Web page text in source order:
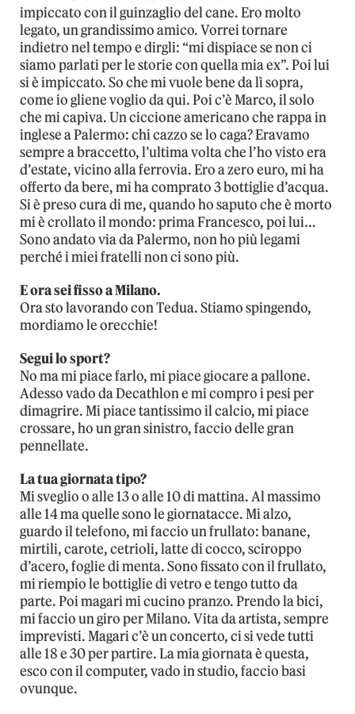
impiccato con il guinzaglio del cane. Ero molto
legato, un grandissimo amico. Vorrei tornare
indietro nel tempo e dirgli: “mi dispiace se non ci
siamo parlati per le storie con quella mia ex”. Poi lui
si è impiccato. So che mi vuole bene da lì sopra,
come io gliene voglio da qui. Poi c’è Marco, il solo
che mi capiva. Un ciccione americano che rappa in
inglese a Palermo: chi cazzo se lo caga? Eravamo
sempre a braccetto, l’ultima volta che l’ho visto era
d’estate, vicino alla ferrovia. Ero a zero euro, mi ha
offerto da bere, mi ha comprato 3 bottiglie d’acqua.
Si è preso cura di me, quando ho saputo che è morto
mi è crollato il mondo: prima Francesco, poi lui…
Sono andato via da Palermo, non ho più legami
perché i miei fratelli non ci sono più.
E ora sei fisso a Milano.
Ora sto lavorando con Tedua. Stiamo spingendo,
mordiamo le orecchie!
Segui lo sport?
No ma mi piace farlo, mi piace giocare a pallone.
Adesso vado da Decathlon e mi compro i pesi per
dimagrire. Mi piace tantissimo il calcio, mi piace
crossare, ho un gran sinistro, faccio delle gran
pennellate.
La tua giornata tipo?
Mi sveglio o alle 13 o alle 10 di mattina. Al massimo
alle 14 ma quelle sono le giornatacce. Mi alzo,
guardo il telefono, mi faccio un frullato: banane,
mirtili, carote, cetrioli, latte di cocco, sciroppo
d’acero, foglie di menta. Sono fissato con il frullato,
mi riempio le bottiglie di vetro e tengo tutto da
parte. Poi magari mi cucino pranzo. Prendo la bici,
mi faccio un giro per Milano. Vita da artista, sempre
imprevisti. Magari c’è un concerto, ci si vede tutti
alle 18 e 30 per partire. La mia giornata è questa,
esco con il computer, vado in studio, faccio basi
ovunque.